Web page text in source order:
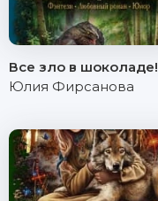
Все зло в шоколаде!
Юлия Фирсанова